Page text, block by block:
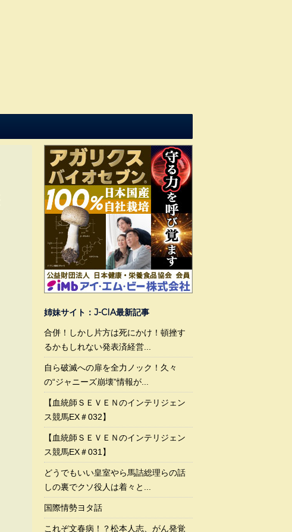
姉妹サイト：J-CIA最新記事
合併！しかし片方は死にかけ！頓挫す
るかもしれない発表済経営...
自ら破滅への扉を全力ノック！久々
の“ジャニーズ崩壊”情報が...
【血統師ＳＥＶＥＮのインテリジェン
ス競馬EX＃032】
【血統師ＳＥＶＥＮのインテリジェン
ス競馬EX＃031】
どうでもいい皇室やら馬詰総理らの話
しの裏でクソ役人は着々と...
国際情勢ヨタ話
これぞ文春病！？松本人志、がん発覚